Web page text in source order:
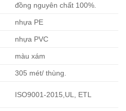
đồng nguyên chất 100%.
nhựa PE
nhựa PVC
màu xám
305 mét/ thùng.
ISO9001-2015,UL, ETL